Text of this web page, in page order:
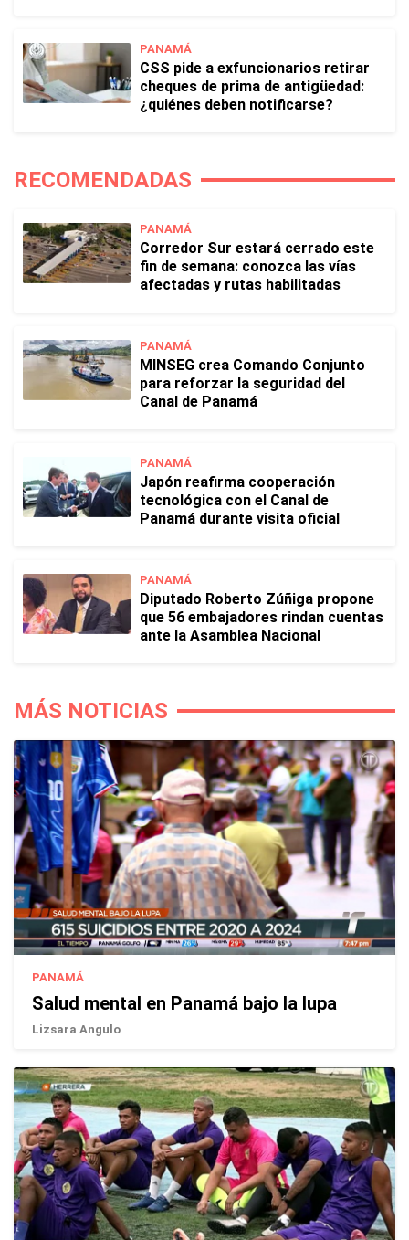
PANAMÁ
CSS pide a exfuncionarios retirar
cheques de prima de antigüedad:
¿quiénes deben notificarse?
RECOMENDADAS
PANAMÁ
Corredor Sur estará cerrado este
fin de semana: conozca las vías
afectadas y rutas habilitadas
PANAMÁ
MINSEG crea Comando Conjunto
para reforzar la seguridad del
Canal de Panamá
PANAMÁ
Japón reafirma cooperación
tecnológica con el Canal de
Panamá durante visita oficial
PANAMÁ
Diputado Roberto Zúñiga propone
que 56 embajadores rindan cuentas
ante la Asamblea Nacional
MÁS NOTICIAS
PANAMÁ
Salud mental en Panamá bajo la lupa
Lizsara Angulo